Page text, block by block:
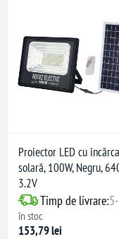
Proiector LED cu
solară, 100W, Negru,
3.2V
Timp de livrare:
în stoc
153,79 lei